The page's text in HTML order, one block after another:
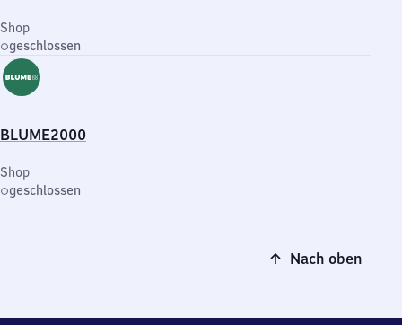
Shop
geschlossen
BLUME2000
Shop
geschlossen
Nach oben